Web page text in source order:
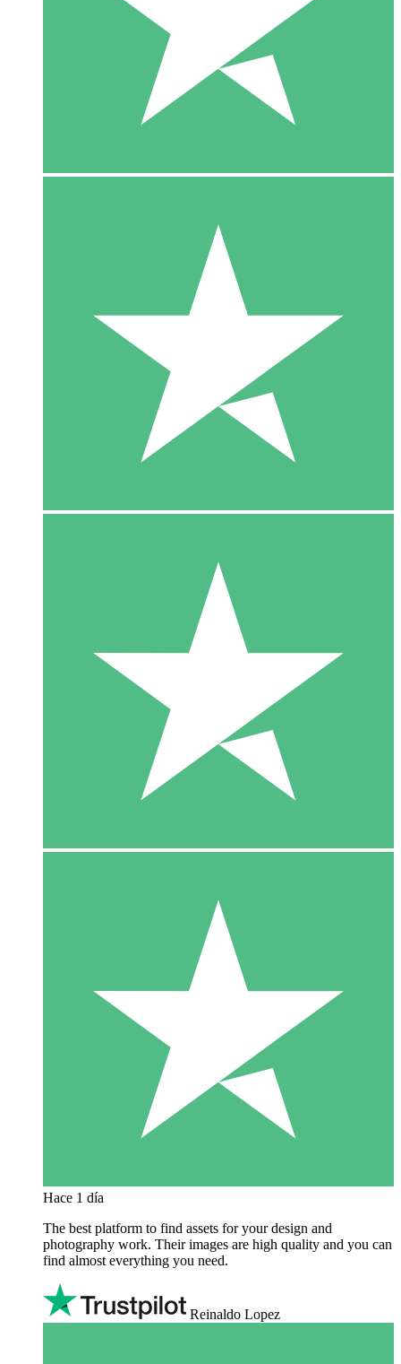
Hace 1 día
The best platform to find assets for your design and
photography work. Their images are high quality and you can
find almost everything you need.
Reinaldo Lopez